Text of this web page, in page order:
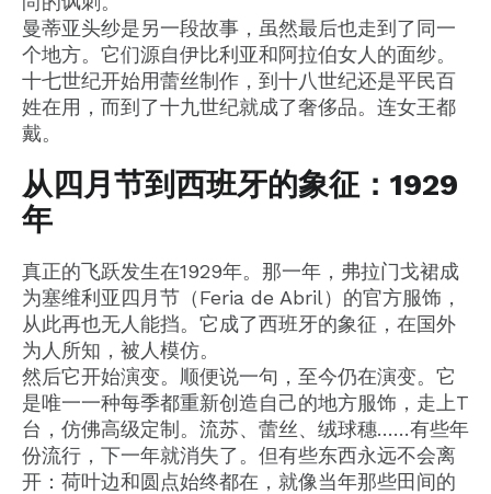
曼蒂亚头纱是另一段故事，虽然最后也走到了同一
个地方。它们源自伊比利亚和阿拉伯女人的面纱。
十七世纪开始用蕾丝制作，到十八世纪还是平民百
姓在用，而到了十九世纪就成了奢侈品。连女王都
戴。
从四月节到西班牙的象征：1929
年
真正的飞跃发生在1929年。那一年，弗拉门戈裙成
为塞维利亚四月节（Feria de Abril）的官方服饰，
从此再也无人能挡。它成了西班牙的象征，在国外
为人所知，被人模仿。
然后它开始演变。顺便说一句，至今仍在演变。它
是唯一一种每季都重新创造自己的地方服饰，走上T
台，仿佛高级定制。流苏、蕾丝、绒球穗……有些年
份流行，下一年就消失了。但有些东西永远不会离
开：荷叶边和圆点始终都在，就像当年那些田间的